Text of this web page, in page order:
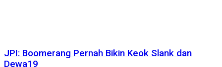
JPI: Boomerang Pernah Bikin Keok Slank dan
Dewa19